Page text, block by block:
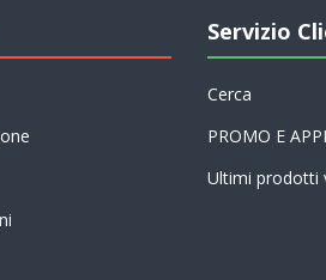
Servizio
Cerca
PROMO E
Ultimi prodotti